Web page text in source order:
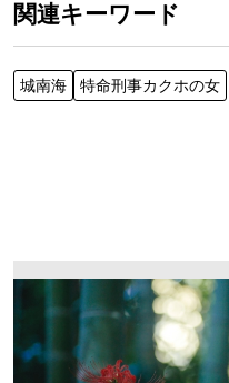
関連キーワード
城南海 特命刑事カクホの女